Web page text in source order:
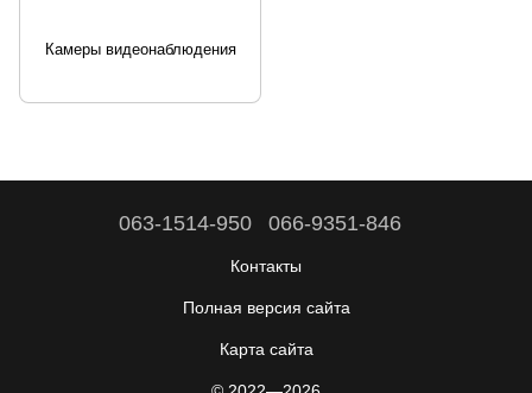
Камеры видеонаблюдения
063-1514-950 066-9351-846
Контакты
Полная версия сайта
Карта сайта